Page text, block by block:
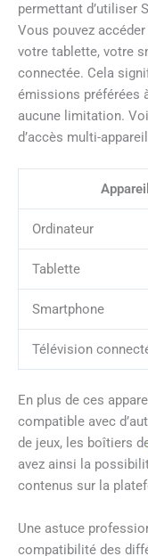
permettant d’utiliser
Vous pouvez
votre tablette, votre
connectée. Cela
émissions préférées
aucune limitation.
d’accès multi-
Appareil
Ordinateur
Tablette
Smartphone
Télévision
En plus de ces
compatible avec
de jeux, les boîtiers
avez ainsi la
contenus sur la
Une astuce
compatibilité des